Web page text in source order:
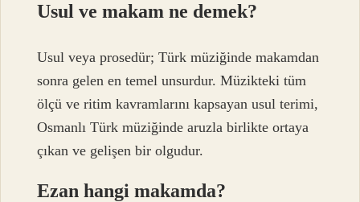
Usul ve makam ne demek?
Usul veya prosedür; Türk müziğinde makamdan
sonra gelen en temel unsurdur. Müzikteki tüm
ölçü ve ritim kavramlarını kapsayan usul terimi,
Osmanlı Türk müziğinde aruzla birlikte ortaya
çıkan ve gelişen bir olgudur.
Ezan hangi makamda?